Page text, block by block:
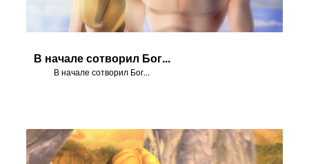
В начале сотворил Бог...
В начале сотворил Бог...